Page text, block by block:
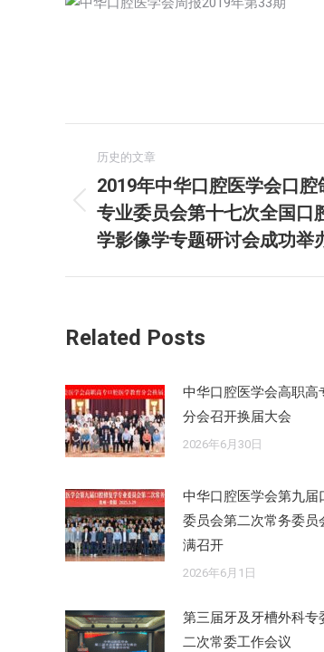
章
导
历史的文章
历
史
2019年中华口腔医学会口腔
专业委员会第十七次全国口
学影像学专题研讨会成功举
Related Posts
中华口腔医学会高职高
分会召开换届大会
2026年6月30日
中华口腔医学会第九届
委员会第二次常务委员
满召开
2026年6月1日
第三届牙及牙槽外科专
二次常委工作会议